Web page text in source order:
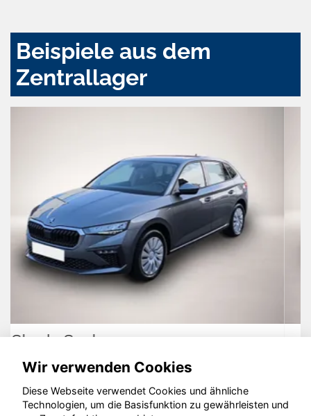
Beispiele aus dem
Zentrallager
Opel Grandland (X)
Wir verwenden Cookies
Diese Webseite verwendet Cookies und ähnliche
Technologien, um die Basisfunktion zu gewährleisten und